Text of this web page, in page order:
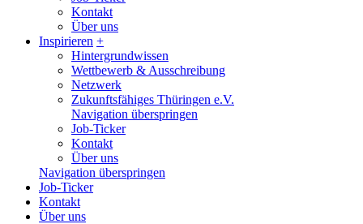
Kontakt
Über uns
Inspirieren +
Hintergrundwissen
Wettbewerb & Ausschreibung
Netzwerk
Zukunftsfähiges Thüringen e.V.
Navigation überspringen
Job-Ticker
Kontakt
Über uns
Navigation überspringen
Job-Ticker
Kontakt
Über uns